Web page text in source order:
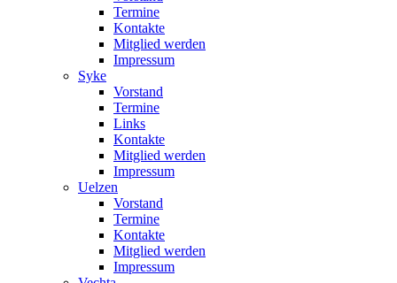
Termine
Kontakte
Mitglied werden
Impressum
Syke
Vorstand
Termine
Links
Kontakte
Mitglied werden
Impressum
Uelzen
Vorstand
Termine
Kontakte
Mitglied werden
Impressum